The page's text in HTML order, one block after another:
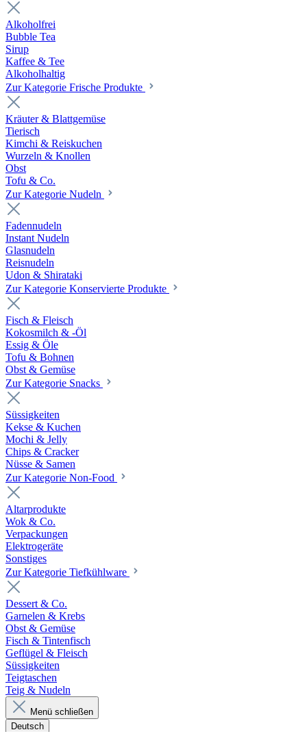
Alkoholfrei
Bubble Tea
Sirup
Kaffee & Tee
Alkoholhaltig
Zur Kategorie Frische Produkte
Kräuter & Blattgemüse
Tierisch
Kimchi & Reiskuchen
Wurzeln & Knollen
Obst
Tofu & Co.
Zur Kategorie Nudeln
Fadennudeln
Instant Nudeln
Glasnudeln
Reisnudeln
Udon & Shirataki
Zur Kategorie Konservierte Produkte
Fisch & Fleisch
Kokosmilch & -Öl
Essig & Öle
Tofu & Bohnen
Obst & Gemüse
Zur Kategorie Snacks
Süssigkeiten
Kekse & Kuchen
Mochi & Jelly
Chips & Cracker
Nüsse & Samen
Zur Kategorie Non-Food
Altarprodukte
Wok & Co.
Verpackungen
Elektrogeräte
Sonstiges
Zur Kategorie Tiefkühlware
Dessert & Co.
Garnelen & Krebs
Obst & Gemüse
Fisch & Tintenfisch
Geflügel & Fleisch
Süssigkeiten
Teigtaschen
Teig & Nudeln
Menü schließen
Deutsch